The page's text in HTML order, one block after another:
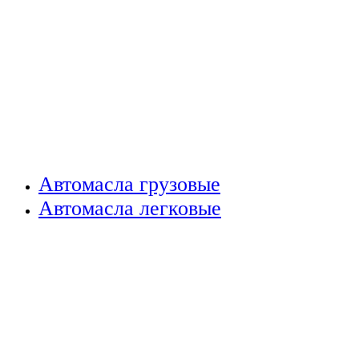
Автомасла грузовые
Автомасла легковые